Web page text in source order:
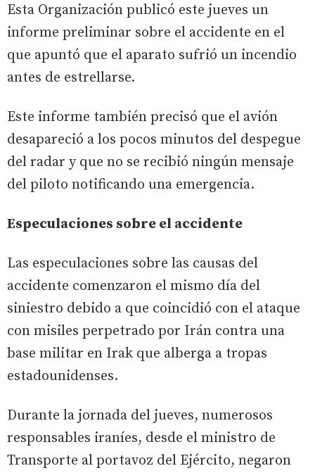
Esta Organización publicó este jueves un
informe preliminar sobre el accidente en el
que apuntó que el aparato sufrió un incendio
antes de estrellarse.
Este informe también precisó que el avión
desapareció a los pocos minutos del despegue
del radar y que no se recibió ningún mensaje
del piloto notificando una emergencia.
Especulaciones sobre el accidente
Las especulaciones sobre las causas del
accidente comenzaron el mismo día del
siniestro debido a que coincidió con el ataque
con misiles perpetrado por Irán contra una
base militar en Irak que alberga a tropas
estadounidenses.
Durante la jornada del jueves, numerosos
responsables iraníes, desde el ministro de
Transporte al portavoz del Ejército, negaron